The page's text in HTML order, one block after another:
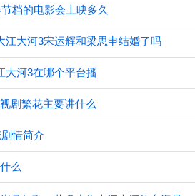
档的电影会上映多久
江大河3宋运辉和梁思申结婚了吗
大河3在哪个平台播
剧繁花主要讲什么
情简介
么